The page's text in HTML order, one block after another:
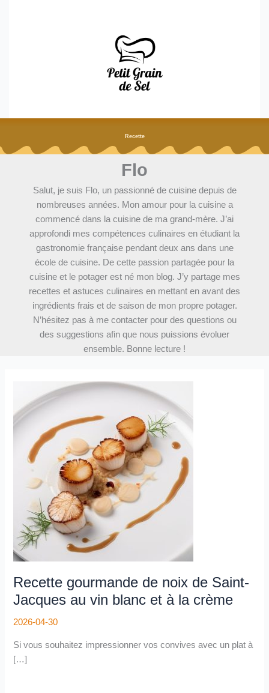
Recette
Flo
Salut, je suis Flo, un passionné de cuisine depuis de
nombreuses années. Mon amour pour la cuisine a
commencé dans la cuisine de ma grand-mère. J’ai
approfondi mes compétences culinaires en étudiant la
gastronomie française pendant deux ans dans une
école de cuisine. De cette passion partagée pour la
cuisine et le potager est né mon blog. J’y partage mes
recettes et astuces culinaires en mettant en avant des
ingrédients frais et de saison de mon propre potager.
N’hésitez pas à me contacter pour des questions ou
des suggestions afin que nous puissions évoluer
ensemble. Bonne lecture !
Recette gourmande de noix de Saint-
Jacques au vin blanc et à la crème
2026-04-30
Si vous souhaitez impressionner vos convives avec un plat à
[…]
gourmande
de
Saint-
blanc
et
la
crème